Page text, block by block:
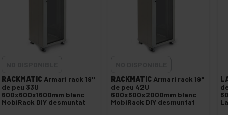
RACKMATIC Armari rack 19"
de peu 33U
600x600x1600mm blanc
MobiRack DIY desmuntat
RACKMATIC Armari rack 19"
de peu 42U
600x600x2000mm blanc
MobiRack DIY desmuntat